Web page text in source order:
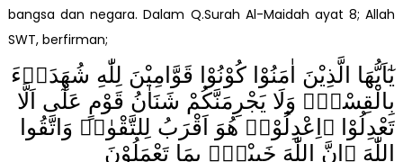
bangsa dan negara. Dalam Q.Surah Al-Maidah ayat 8; Allah
SWT, berfirman;
يٰٓاَيُّهَا الَّذِيْنَ اٰمَنُوْا كُوْنُوْا قَوَّامِيْنَ لِلّٰهِ شُهَدَاۤءَ
بِالْقِسْطِۖ وَلَا يَجْرِمَنَّكُمْ شَنَاٰنُ قَوْمٍ عَلٰٓى اَلَّا
تَعْدِلُوْا ۗاِعْدِلُوْاۗ هُوَ اَقْرَبُ لِلتَّقْوٰىۖ وَاتَّقُوا
اللّٰهَ ۗاِنَّ اللّٰهَ خَبِيْرٌۢ بِمَا تَعْمَلُوْنَ